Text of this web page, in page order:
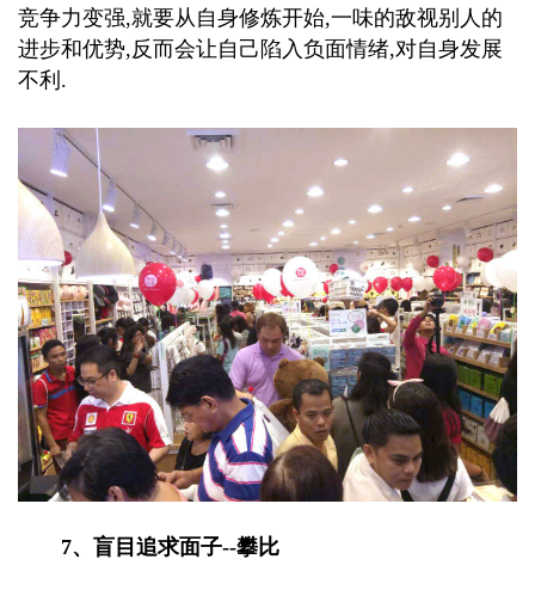
竞争力变强,就要从自身修炼开始,一味的敌视别人的
进步和优势,反而会让自己陷入负面情绪,对自身发展
不利.
7、盲目追求面子--攀比